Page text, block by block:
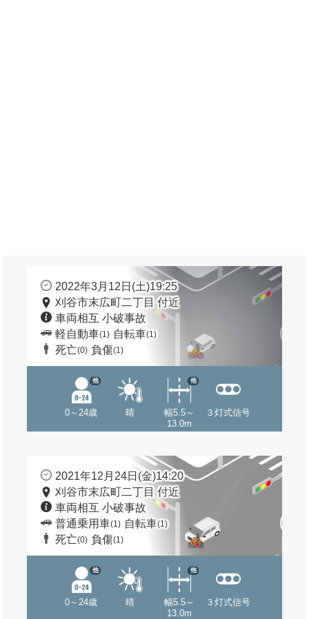
2022年3月12日(土)19:25
刈谷市末広町二丁目 付近
車両相互 小破事故
軽自動車(1) 自転車(1)
死亡(0) 負傷(1)
0～24歳
他
晴
幅5.5～
13.0m
他
３灯式信号
2021年12月24日(金)14:20
刈谷市末広町二丁目 付近
車両相互 小破事故
普通乗用車(1) 自転車(1)
死亡(0) 負傷(1)
0～24歳
他
晴
幅5.5～
13.0m
他
３灯式信号